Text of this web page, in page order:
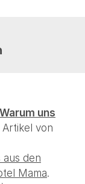
uns
Artikel von
aus den
Mama.